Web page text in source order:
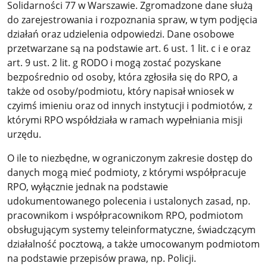
Solidarności 77 w Warszawie. Zgromadzone dane służą
do zarejestrowania i rozpoznania spraw, w tym podjęcia
działań oraz udzielenia odpowiedzi. Dane osobowe
przetwarzane są na podstawie art. 6 ust. 1 lit. c i e oraz
art. 9 ust. 2 lit. g RODO i mogą zostać pozyskane
bezpośrednio od osoby, która zgłosiła się do RPO, a
także od osoby/podmiotu, który napisał wniosek w
czyimś imieniu oraz od innych instytucji i podmiotów, z
którymi RPO współdziała w ramach wypełniania misji
urzędu.
O ile to niezbędne, w ograniczonym zakresie dostęp do
danych mogą mieć podmioty, z którymi współpracuje
RPO, wyłącznie jednak na podstawie
udokumentowanego polecenia i ustalonych zasad, np.
pracownikom i współpracownikom RPO, podmiotom
obsługującym systemy teleinformatyczne, świadczącym
działalność pocztową, a także umocowanym podmiotom
na podstawie przepisów prawa, np. Policji.